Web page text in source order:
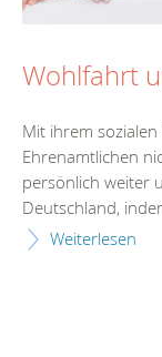
Wohlfahrt
Mit ihrem
Ehrenamtlichen
persönlich weiter
Deutschland,
Weiterlesen